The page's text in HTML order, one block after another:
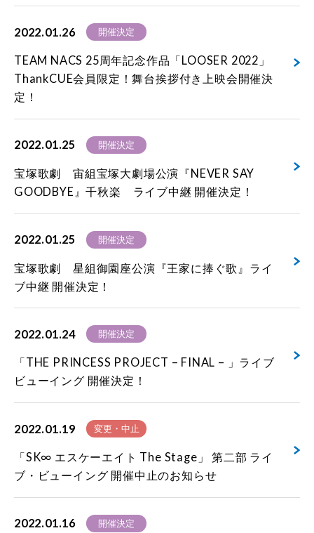
2022.01.26 開催決定
TEAM NACS 25周年記念作品「LOOSER 2022」
ThankCUE会員限定！舞台挨拶付き上映会開催決
定！
2022.01.25 開催決定
宝塚歌劇 宙組宝塚大劇場公演『NEVER SAY
GOODBYE』千秋楽 ライブ中継 開催決定！
2022.01.25 開催決定
宝塚歌劇 星組御園座公演『王家に捧ぐ歌』ライ
ブ中継 開催決定！
2022.01.24 開催決定
「THE PRINCESS PROJECT – FINAL – 」ライブ
ビューイング 開催決定！
2022.01.19 変更・中止
「SK∞ エスケーエイト The Stage」 第二部 ライ
ブ・ビューイング 開催中止のお知らせ
2022.01.16 開催決定